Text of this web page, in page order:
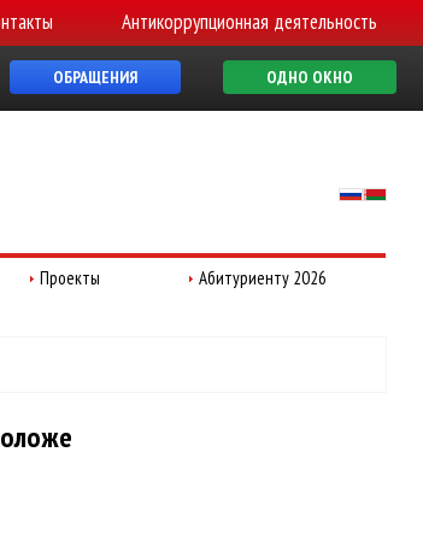
Антикоррупционная деятельность
ОБРАЩЕНИЯ ОДНО ОКНО
Проекты Абитуриенту 2026